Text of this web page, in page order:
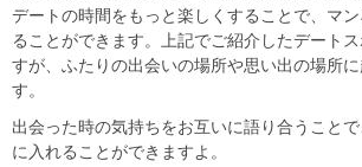
デートの時間をもっと楽しくすることで、マ
ることができます。上記でご紹介したデート
すが、ふたりの出会いの場所や思い出の場所
す。
出会った時の気持ちをお互いに語り合うこと
に入れることができますよ。